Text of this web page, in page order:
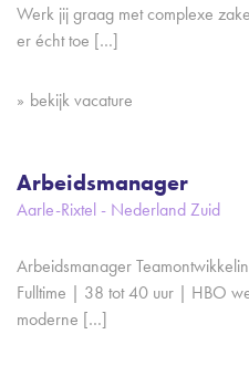
Werk jij graag met complexe
er écht toe […]
bekijk vacature
Arbeidsmanager
Aarle-Rixtel - Nederland Zuid
Arbeidsmanager
Fulltime | 38 tot 40 uur | HBO
moderne […]